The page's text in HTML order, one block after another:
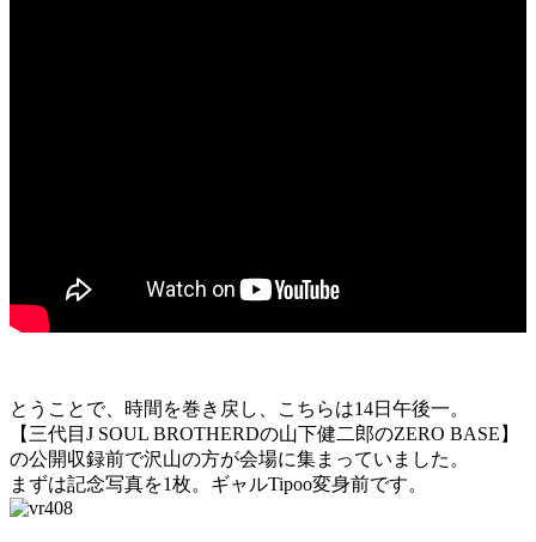
とうことで、時間を巻き戻し、こちらは14日午後一。
【三代目J SOUL BROTHERDの山下健二郎のZERO BASE】
の公開収録前で沢山の方が会場に集まっていました。
まずは記念写真を1枚。ギャルTipoo変身前です。